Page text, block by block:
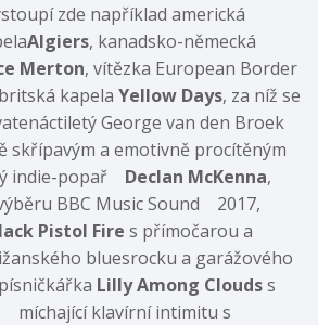
zde například americká
Algiers, kanadsko-německá
Merton, vítězka European Border
kapelaYellow Days, za níž se
George van den Broek
skřípavým a emotivně procítěným
indie-popař Declan McKenna,
BBC Music Sound 2017,
Pistol Fires přímočarou a
bluesrocku a garážového
Lilly Among Cloudss
míchající klavírní intimitu s